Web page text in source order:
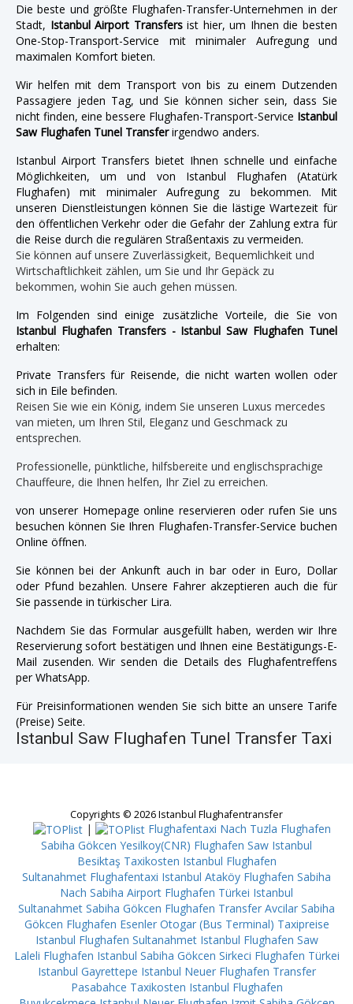
Die beste und größte Flughafen-Transfer-Unternehmen in der
Stadt, Istanbul Airport Transfersist hier, um Ihnen die besten
One-Stop-Transport-Service mit minimaler Aufregung und
maximalen Komfort bieten.
Wir helfen mit dem Transport von bis zu einem Dutzenden
Passagiere jeden Tag, und Sie können sicher sein, dass Sie
nicht finden, eine bessere Flughafen-Transport-Service Istanbul
Saw Flughafen Tunel Transferirgendwo anders.
Istanbul Airport Transfers bietet Ihnen schnelle und einfache
Möglichkeiten, um und von Istanbul Flughafen (Atatürk
Flughafen) mit minimaler Aufregung zu bekommen. Mit
unseren Dienstleistungen können Sie die lästige Wartezeit für
den öffentlichen Verkehr oder die Gefahr der Zahlung extra für
die Reise durch die regulären Straßentaxis zu vermeiden.
Sie können auf unsere Zuverlässigkeit, Bequemlichkeit und
Wirtschaftlichkeit zählen, um Sie und Ihr Gepäck zu
bekommen, wohin Sie auch gehen müssen.
Im Folgenden sind einige zusätzliche Vorteile, die Sie von
Istanbul Flughafen Transfers - Istanbul Saw Flughafen Tunel
erhalten:
Private Transfers für Reisende, die nicht warten wollen oder
sich in Eile befinden.
Reisen Sie wie ein König, indem Sie unseren Luxus mercedes
van mieten, um Ihren Stil, Eleganz und Geschmack zu
entsprechen.
Professionelle, pünktliche, hilfsbereite und englischsprachige
Chauffeure, die Ihnen helfen, Ihr Ziel zu erreichen.
von unserer Homepage online reservieren oder rufen Sie uns
besuchen können Sie Ihren Flughafen-Transfer-Service buchen
Online öffnen.
Sie können bei der Ankunft auch in bar oder in Euro, Dollar
oder Pfund bezahlen. Unsere Fahrer akzeptieren auch die für
Sie passende in türkischer Lira.
Nachdem Sie das Formular ausgefüllt haben, werden wir Ihre
Reservierung sofort bestätigen und Ihnen eine Bestätigungs-E-
Mail zusenden. Wir senden die Details des Flughafentreffens
per WhatsApp.
Für Preisinformationen wenden Sie sich bitte an unsere Tarife
(Preise) Seite.
Istanbul Saw Flughafen Tunel Transfer Taxi
Copyrights © 2026 Istanbul Flughafentransfer
| Flughafentaxi Nach Tuzla Flughafen
Sabiha Gökcen Yesilkoy(CNR) Flughafen Saw Istanbul
Besiktaş Taxikosten Istanbul Flughafen
Sultanahmet Flughafentaxi Istanbul Ataköy Flughafen Sabiha
Nach Sabiha Airport Flughafen Türkei Istanbul
Sultanahmet Sabiha Gökcen Flughafen Transfer Avcilar Sabiha
Gökcen Flughafen Esenler Otogar (Bus Terminal) Taxipreise
Istanbul Flughafen Sultanahmet Istanbul Flughafen Saw
Laleli Flughafen Istanbul Sabiha Gökcen Sirkeci Flughafen Türkei
Istanbul Gayrettepe Istanbul Neuer Flughafen Transfer
Pasabahce Taxikosten Istanbul Flughafen